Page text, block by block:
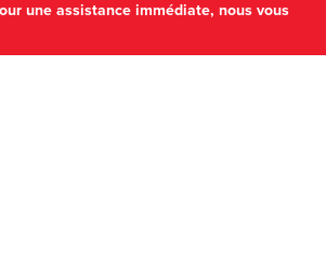
une assistance immédiate, nous vous